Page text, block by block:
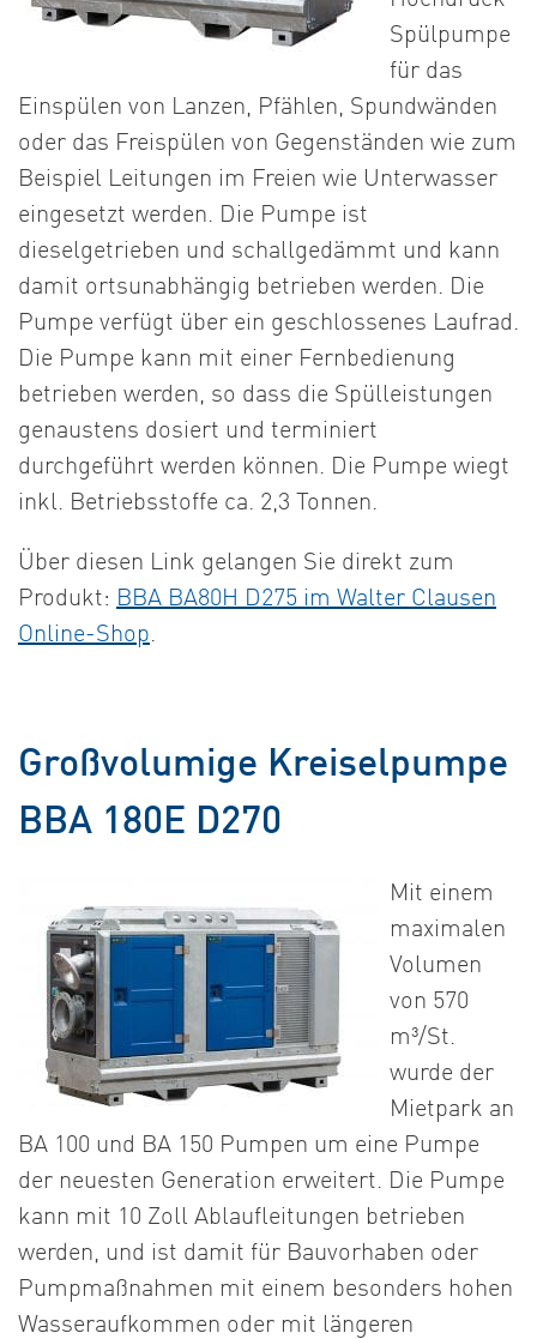
Spülpumpe
für das
Einspülen von Lanzen, Pfählen, Spundwänden
oder das Freispülen von Gegenständen wie zum
Beispiel Leitungen im Freien wie Unterwasser
eingesetzt werden. Die Pumpe ist
dieselgetrieben und schallgedämmt und kann
damit ortsunabhängig betrieben werden. Die
Pumpe verfügt über ein geschlossenes Laufrad.
Die Pumpe kann mit einer Fernbedienung
betrieben werden, so dass die Spülleistungen
genaustens dosiert und terminiert
durchgeführt werden können. Die Pumpe wiegt
inkl. Betriebsstoffe ca. 2,3 Tonnen.
Über diesen Link gelangen Sie direkt zum
Produkt: BBA BA80H D275 im Walter Clausen
Online-Shop.
Großvolumige Kreiselpumpe
BBA 180E D270
Mit einem
maximalen
Volumen
von 570
m³/St.
wurde der
Mietpark an
BA 100 und BA 150 Pumpen um eine Pumpe
der neuesten Generation erweitert. Die Pumpe
kann mit 10 Zoll Ablaufleitungen betrieben
werden, und ist damit für Bauvorhaben oder
Pumpmaßnahmen mit einem besonders hohen
Wasseraufkommen oder mit längeren